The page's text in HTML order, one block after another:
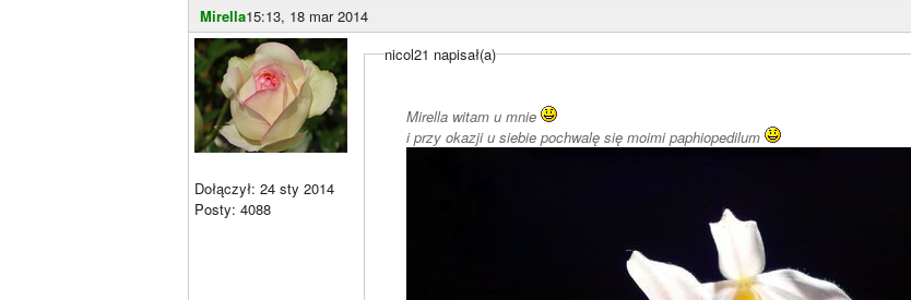
Mirella15:13, 18 mar 2014
Dołączył: 24 sty 2014
Posty: 4088
nicol21 napisał(a)
Mirella witam u mnie
i przy okazji u siebie pochwalę się moimi paphiopedilum